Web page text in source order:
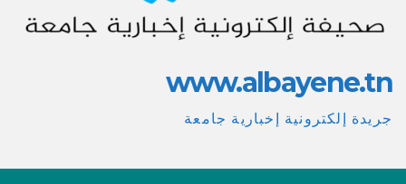
www.albayene.tn
جريدة إلكترونية إخبارية جامعة